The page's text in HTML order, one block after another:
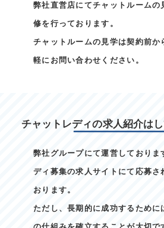
弊社直営店にてチャットルームの
修を行っております。
チャットルームの見学は契約前か
軽にお問い合わせください。
チャットレディの求人紹介は
弊社グループにて運営しておりま
ディ募集の求人サイトにて応募さ
おります。
ただし、長期的に成功するために